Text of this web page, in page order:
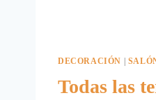
DECORACIÓN
Todas las